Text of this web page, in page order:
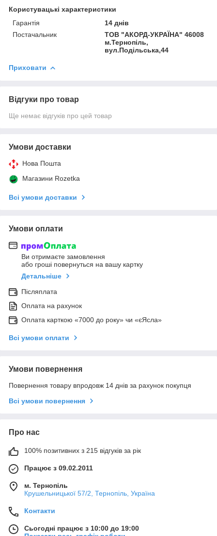
Користувацькi характеристики
Гарантія
14 днів
Постачальник
ТОВ "АКОРД-УКРАЇНА" 46008
м.Тернопіль,
вул.Подільська,44
Приховати
Відгуки про товар
Ще немає відгуків про цей товар
Умови доставки
Нова Пошта
Магазини Rozetka
Всі умови доставки
Умови оплати
Ви отримаєте замовлення
або гроші повернуться на вашу картку
Детальніше
Післяплата
Оплата на рахунок
Оплата карткою «7000 до року» чи «єЯсла»
Всі умови оплати
Умови повернення
Повернення товару впродовж 14 днів за рахунок покупця
Всі умови повернення
Про нас
100% позитивних з 215 відгуків за рік
Працює з 09.02.2011
м. Тернопіль
Крушельницької 57/2, Тернопіль, Україна
Контакти
Сьогодні працює з 10:00 до 19:00